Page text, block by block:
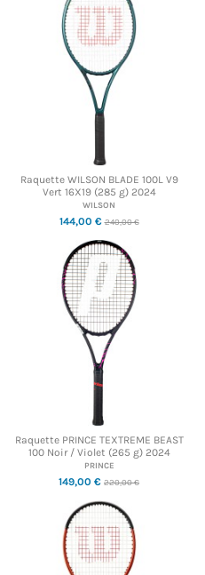
Raquette WILSON BLADE 100L V9
Vert 16X19 (285 g) 2024
WILSON
144,00 €240,00 €
Raquette PRINCE TEXTREME BEAST
100 Noir / Violet (265 g) 2024
PRINCE
149,00 € 220,00 €